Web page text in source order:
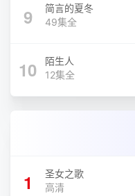
9
简言的夏冬
49集全
10
陌生人
12集全
1
圣女之歌
高清